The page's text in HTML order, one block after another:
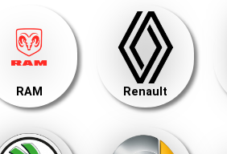
RAM Renault